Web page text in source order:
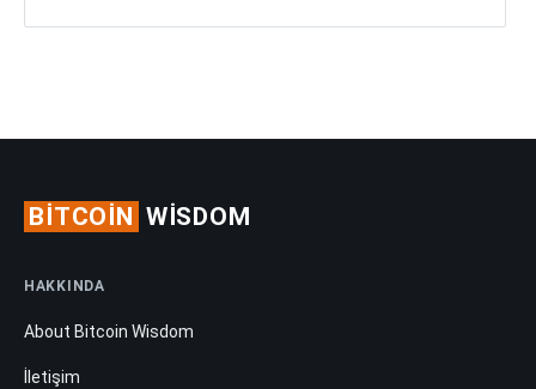
BITCOIN WISDOM
HAKKINDA
About Bitcoin Wisdom
İletişim